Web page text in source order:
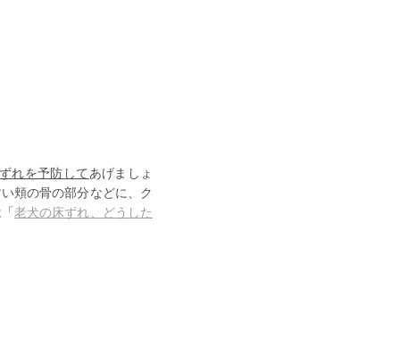
れを予防して あげましょ
頬の骨の部分などに、ク
老犬の床ずれ、どうした